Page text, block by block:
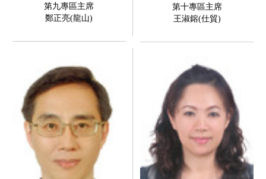
第九專區主席
鄭正亮(龍山)
第十專區主席
王淑鎔(仕貿)